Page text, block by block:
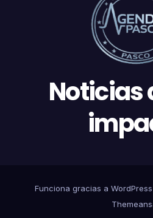
Noticias
Funciona gracias a WordPress